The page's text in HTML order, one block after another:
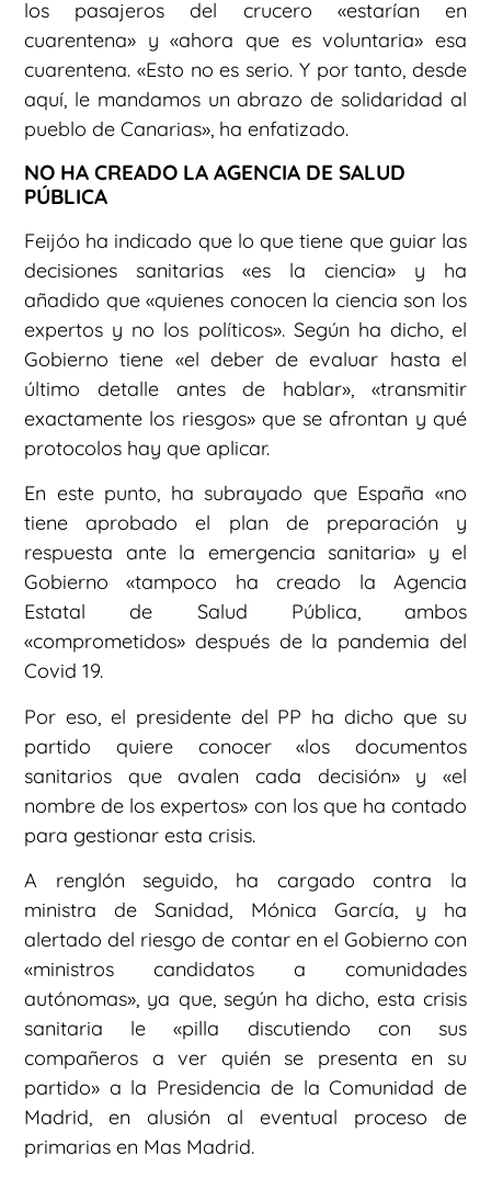
los pasajeros del crucero «estarían en
cuarentena» y «ahora que es voluntaria» esa
cuarentena. «Esto no es serio. Y por tanto, desde
aquí, le mandamos un abrazo de solidaridad al
pueblo de Canarias», ha enfatizado.
NO HA CREADO LA AGENCIA DE SALUD
PÚBLICA
Feijóo ha indicado que lo que tiene que guiar las
decisiones sanitarias «es la ciencia» y ha
añadido que «quienes conocen la ciencia son los
expertos y no los políticos». Según ha dicho, el
Gobierno tiene «el deber de evaluar hasta el
último detalle antes de hablar», «transmitir
exactamente los riesgos» que se afrontan y qué
protocolos hay que aplicar.
En este punto, ha subrayado que España «no
tiene aprobado el plan de preparación y
respuesta ante la emergencia sanitaria» y el
Gobierno «tampoco ha creado la Agencia
Estatal de Salud Pública, ambos
«comprometidos» después de la pandemia del
Covid 19.
Por eso, el presidente del PP ha dicho que su
partido quiere conocer «los documentos
sanitarios que avalen cada decisión» y «el
nombre de los expertos» con los que ha contado
para gestionar esta crisis.
A renglón seguido, ha cargado contra la
ministra de Sanidad, Mónica García, y ha
alertado del riesgo de contar en el Gobierno con
«ministros candidatos a comunidades
autónomas», ya que, según ha dicho, esta crisis
sanitaria le «pilla discutiendo con sus
compañeros a ver quién se presenta en su
partido» a la Presidencia de la Comunidad de
Madrid, en alusión al eventual proceso de
primarias en Mas Madrid.